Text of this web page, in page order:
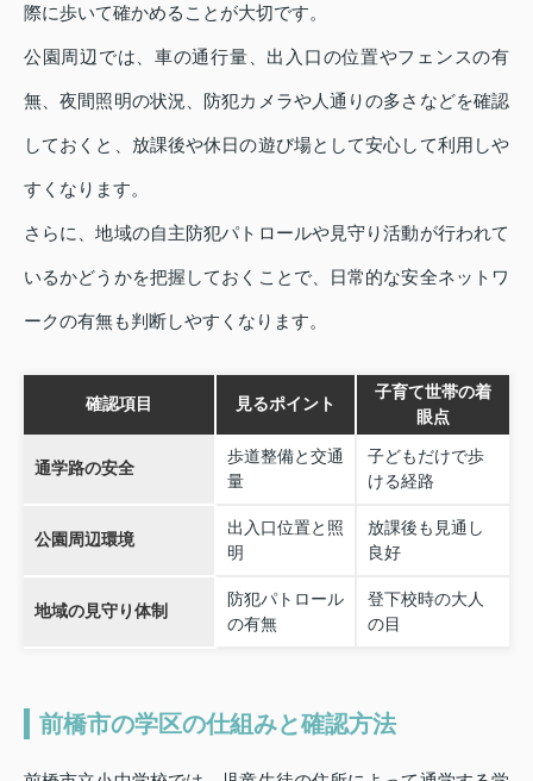
際に歩いて確かめることが大切です。
公園周辺では、車の通行量、出入口の位置やフェンスの有
無、夜間照明の状況、防犯カメラや人通りの多さなどを確認
しておくと、放課後や休日の遊び場として安心して利用しや
すくなります。
さらに、地域の自主防犯パトロールや見守り活動が行われて
いるかどうかを把握しておくことで、日常的な安全ネットワ
ークの有無も判断しやすくなります。
確認項目 見るポイント
子育て世帯の着
眼点
通学路の安全
歩道整備と交通
量
子どもだけで歩
ける経路
公園周辺環境
出入口位置と照
明
放課後も見通し
良好
地域の見守り体制
防犯パトロール
の有無
登下校時の大人
の目
前橋市の学区の仕組みと確認方法